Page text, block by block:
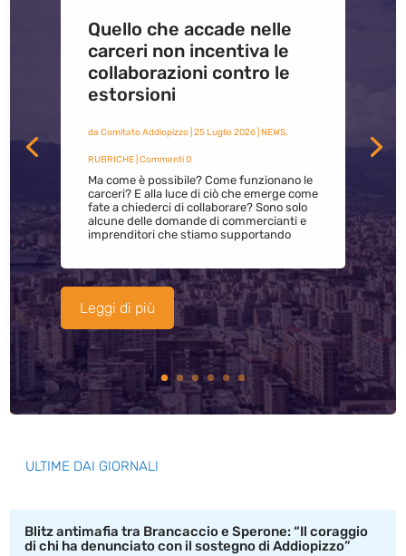
Quello che accade nelle
carceri non incentiva le
collaborazioni contro le
estorsioni
da Comitato Addiopizzo| 25 Luglio 2026| NEWS,
RUBRICHE| Commenti 0
Ma come è possibile? Come funzionano le
carceri? E alla luce di ciò che emerge come
fate a chiederci di collaborare? Sono solo
alcune delle domande di commercianti e
imprenditori che stiamo supportando
Leggi di più
ULTIME DAI GIORNALI
Blitz antimafia tra Brancaccio e Sperone: “Il coraggio
di chi ha denunciato con il sostegno di Addiopizzo”